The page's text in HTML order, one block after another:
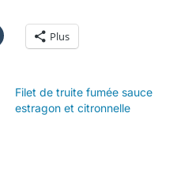
Plus
Filet de truite fumée sauce
estragon et citronnelle